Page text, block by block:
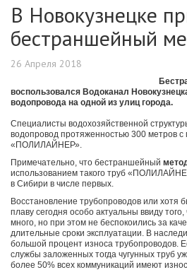
В Новокузнецке
бестраншейный
26 Апреля 2018
воспользовался Водоканал
водопровода на одной из улиц города.
Специалисты водохозяйственной
водопровод протяженностью 300 метров
«ПОЛИЛАЙНЕР».
Примечательно, что бестраншейный
использованием такого труб
в Сибири в числе первых.
Восстановление трубопроводов или хотя
плаву сегодня особо актуальны ввиду
много, но при этом не беспокоились за
длительные сроки эксплуатации. В
большой процент износа трубопроводов.
службы заложенных тогда чугунных труб
более 50% всех коммуникаций имеют